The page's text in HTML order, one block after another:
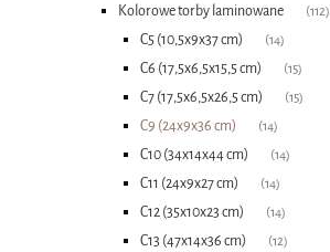
Kolorowe torby laminowane (112)
C5 (10,5x9x37 cm) (14)
C6 (17,5x6,5x15,5 cm) (15)
C7 (17,5x6,5x26,5 cm) (15)
C9 (24x9x36 cm) (14)
C10 (34x14x44 cm) (14)
C11 (24x9x27 cm) (14)
C12 (35x10x23 cm) (14)
C13 (47x14x36 cm) (12)